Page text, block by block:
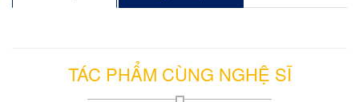
TÁC PHẨM CÙNG NGHỆ SĨ